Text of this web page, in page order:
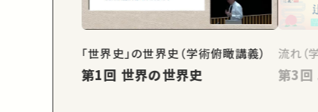
「世界史」の世界史（学術俯瞰講義）
第1回 世界の世界史
流れ（